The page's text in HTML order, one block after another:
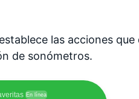
las acciones
de sonómetros.
En línea